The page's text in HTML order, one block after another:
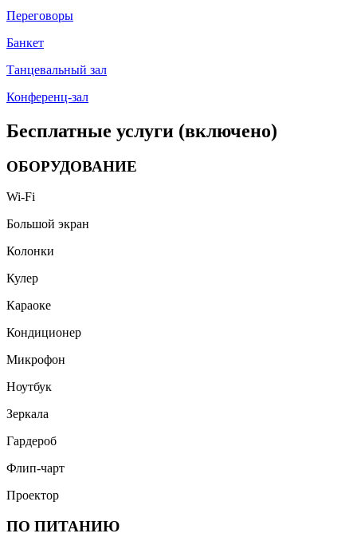
Переговоры
Банкет
Танцевальный зал
Конференц-зал
Бесплатные услуги (включено)
ОБОРУДОВАНИЕ
Wi-Fi
Большой экран
Колонки
Кулер
Караоке
Кондиционер
Микрофон
Ноутбук
Зеркала
Гардероб
Флип-чарт
Проектор
ПО ПИТАНИЮ